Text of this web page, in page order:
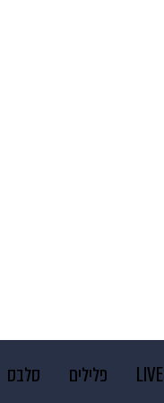
LIVE פלילים סלבס